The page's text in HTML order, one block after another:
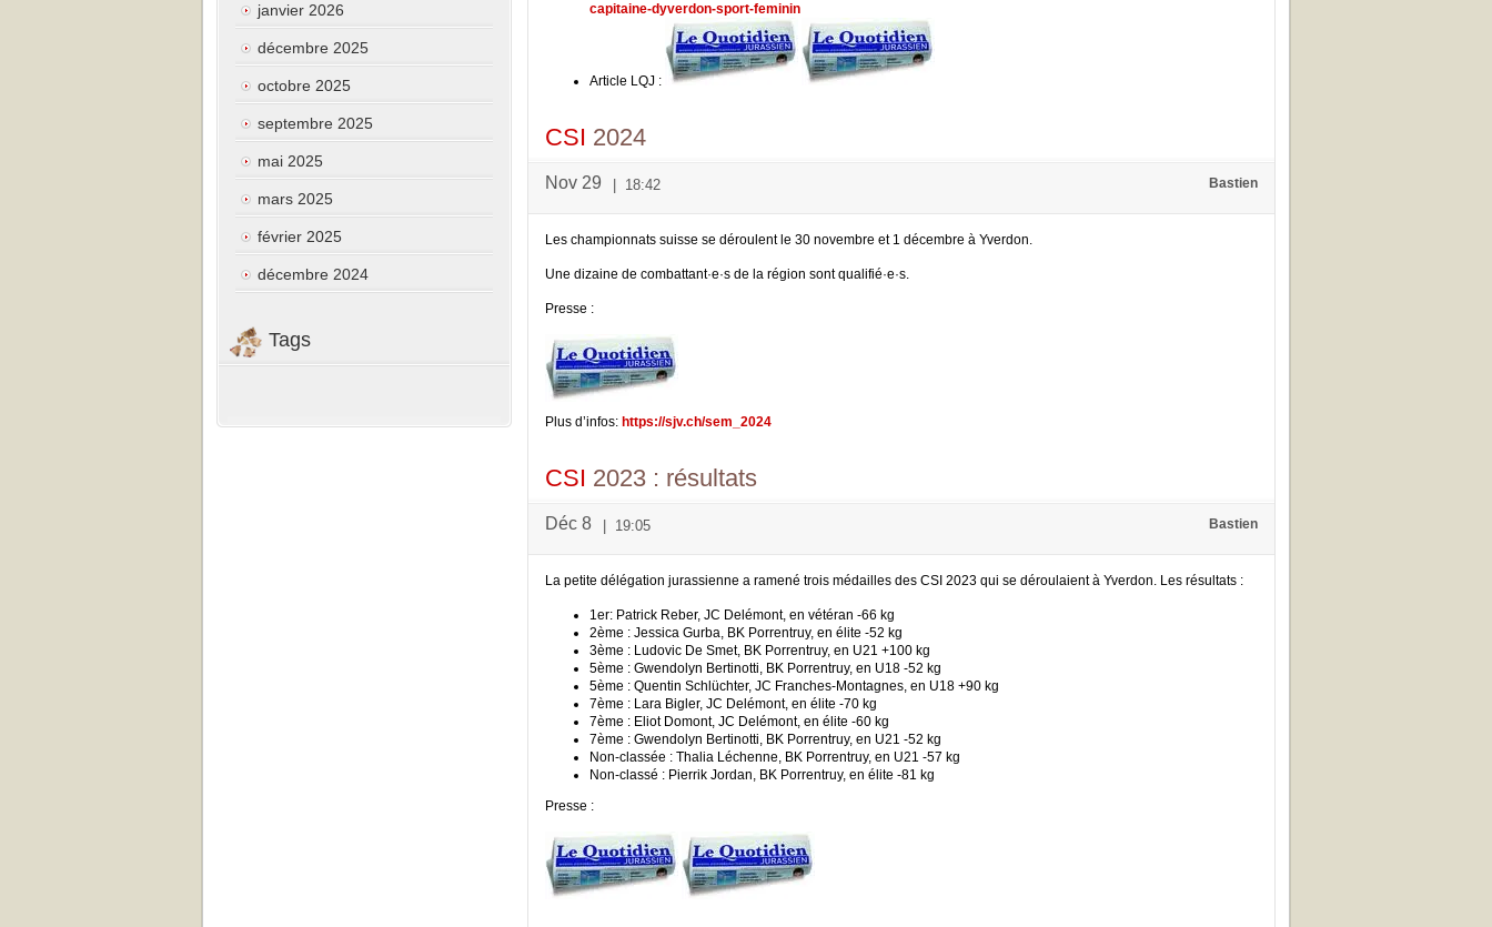
capitaine-dyverdon-sport-feminin
Article LQJ :
CSI 2024
Bastien
Nov 29 18:42
Les championnats suisse se déroulent le 30 novembre et 1 décembre à Yverdon.
Une dizaine de combattant·e·s de la région sont qualifié·e·s.
Presse :
Plus d’infos: https://sjv.ch/sem_2024
CSI 2023 : résultats
Bastien
Déc 8 19:05
La petite délégation jurassienne a ramené trois médailles des CSI 2023 qui se déroulaient à Yverdon. Les résultats :
1er: Patrick Reber, JC Delémont, en vétéran -66 kg
2ème : Jessica Gurba, BK Porrentruy, en élite -52 kg
3ème : Ludovic De Smet, BK Porrentruy, en U21 +100 kg
5ème : Gwendolyn Bertinotti, BK Porrentruy, en U18 -52 kg
5ème : Quentin Schlüchter, JC Franches-Montagnes, en U18 +90 kg
7ème : Lara Bigler, JC Delémont, en élite -70 kg
7ème : Eliot Domont, JC Delémont, en élite -60 kg
7ème : Gwendolyn Bertinotti, BK Porrentruy, en U21 -52 kg
Non-classée : Thalia Léchenne, BK Porrentruy, en U21 -57 kg
Non-classé : Pierrik Jordan, BK Porrentruy, en élite -81 kg
Presse :
janvier 2026
décembre 2025
octobre 2025
septembre 2025
mai 2025
mars 2025
février 2025
décembre 2024
Tags